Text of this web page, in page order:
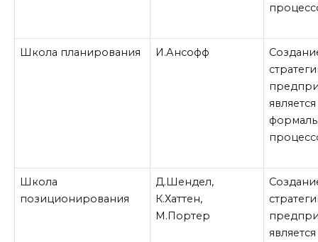
Школа планирования И.Ансофф
является
Школа
позиционирования
Д.Шендел,
К.Хаттен,
М.Портер
является